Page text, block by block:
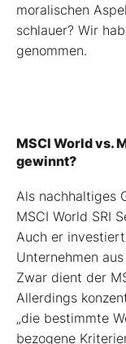
moralischen
schlauer? Wir
genommen.
MSCI World vs.
gewinnt?
Als nachhaltiges
MSCI World SRI
Auch er
Unternehmen
Zwar dient der
Allerdings
„die bestimmte
bezogene